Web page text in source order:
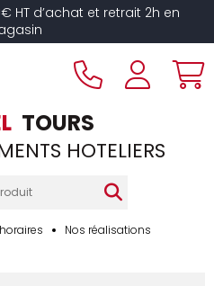
HT d’achat et retrait 2h en
TOURS
HOTELIERS
Nos réalisations